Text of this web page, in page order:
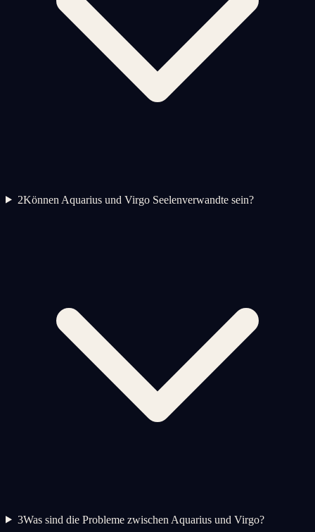
2Können Aquarius und Virgo Seelenverwandte sein?
3Was sind die Probleme zwischen Aquarius und Virgo?